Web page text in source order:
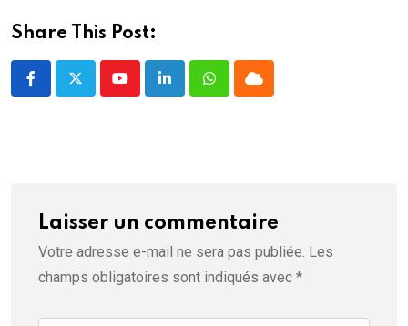
e
)
Share This Post:
YoutubeLinkedInWhatsappCloud
Laisser un commentaire
Votre adresse e-mail ne sera pas publiée. Les
champs obligatoires sont indiqués avec *